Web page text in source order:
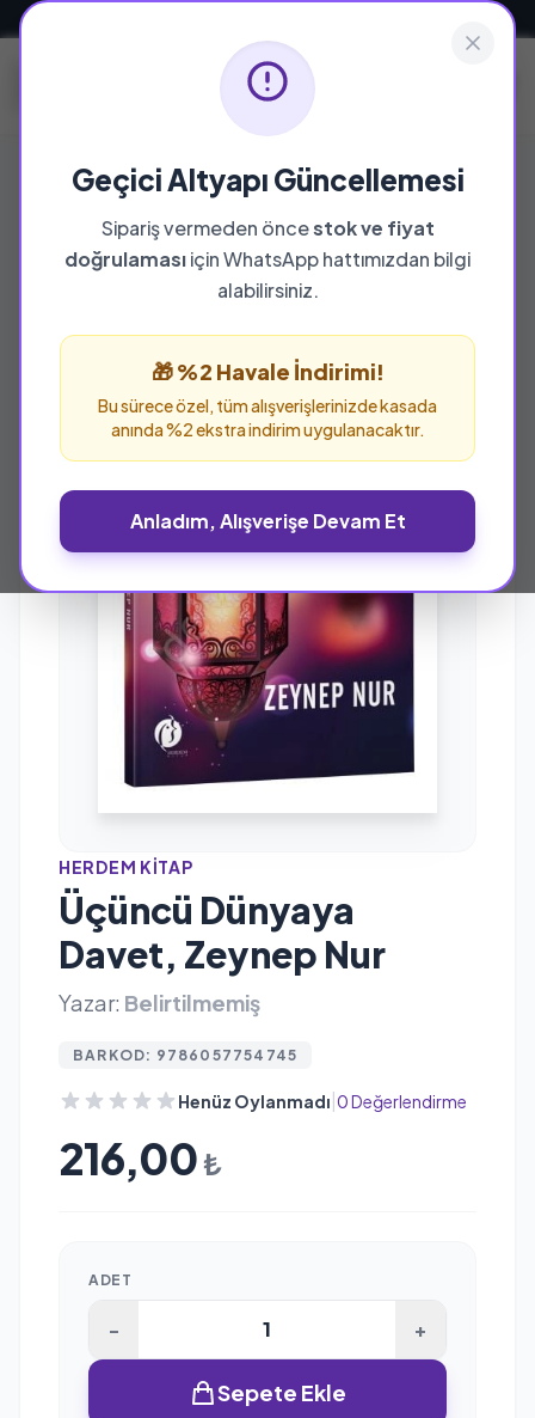
Geçici Altyapı Güncellemesi
Sipariş vermeden öncestok ve fiyat
doğrulamasıiçin WhatsApp hattımızdan bilgi
alabilirsiniz.
🎁 %2 Havale İndirimi!
Bu sürece özel, tüm alışverişlerinizde kasada
anında %2 ekstra indirim uygulanacaktır.
Anladım, Alışverişe Devam Et
HERDEM KITAP
Üçüncü Dünyaya
Davet, Zeynep Nur
Yazar: Belirtilmemiş
BARKOD: 9786057754745
Henüz Oylanmadı 0 Değerlendirme
216,00 ₺
ADET
- +
Sepete Ekle